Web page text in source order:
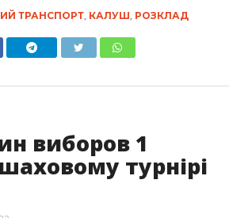
ТРАНСПОРТ, КАЛУШ, РОЗКЛАД
виборов 1
турнірі